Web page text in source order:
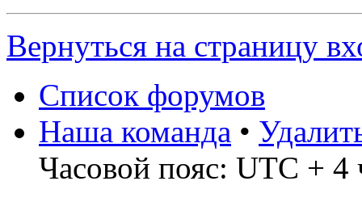
Вернуться на страницу
Список форумов
Наша команда •
Часовой пояс: UTC + 4